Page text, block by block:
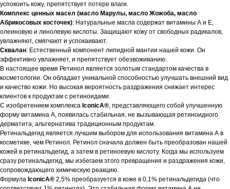
успокоить кожу, препятствует потере влаги.
Комплекс ценных масел (масло Марулы, масло Жожоба, масло
Абрикосовых косточек): Натуральные масла содержат витамины А и Е,
олеиновую и линолевую кислоты. Защищают кожу от свободных радикалов,
увлажняют, смягчают и успокаивают.
Сквалан: Естественный компонент липидной мантии нашей кожи. Он
эффективно увлажняет, и препятствует обезвоживанию.
В настоящее время Ретинол является золотым стандартом качества в
косметологии. Он обладает уникальной способностью улучшать внешний вид
и качество кожи. Но высокая вероятность раздражения снижает интерес
клиентов к продуктам с ретиноидами.
С изобретением комплекса IconicA®, представляющего собой улучшенную
форму витамина А, появилась стабильная, не вызывающая ретиноидного
дерматита, альтернатива традиционным продуктам.
Ретинальдегид является лучшим выбором для использования витамина А в
косметике, чем Ретинол. Ретинол сначала должен быть преобразован нашей
кожей в ретинальдегид, а затем в ретиноевую кислоту. Когда мы используем
сразу ретинальдегид, мы избегаем этого превращения и раздражения кожи,
сопровождающего химическую реакцию.
Формула IconicA® 2,5% преобразуется в коже в 0,1% ретинальдегида (что